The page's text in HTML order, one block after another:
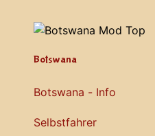
Botswana
Botswana - Info
Selbstfahrer